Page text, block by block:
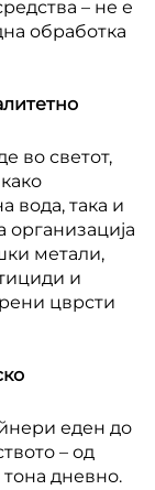
– не е
обработка
во светот,
вода, така и
организација
метали,
и
цврсти
еден до
– од
дневно.